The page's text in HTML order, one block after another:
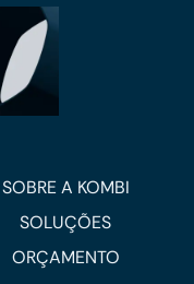
SOBRE A KOMBI
SOLUÇÕES
ORÇAMENTO